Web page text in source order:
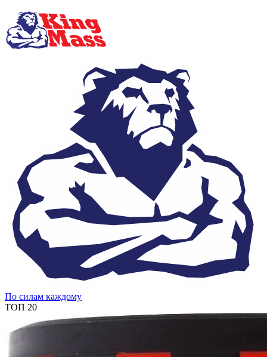
По силам каждому
ТОП 20